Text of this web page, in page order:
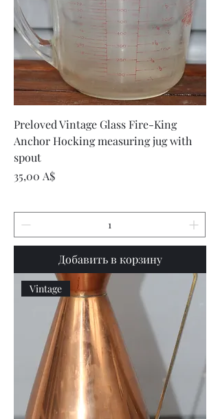
Preloved Vintage Glass Fire-King
Anchor Hocking measuring jug with
spout
Цена
35,00 A$
Добавить в корзину
Vintage